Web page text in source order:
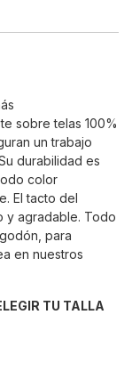
sobre telas 100%
un trabajo
durabilidad es
color
El tacto del
y agradable. Todo
para
en nuestros
TU TALLA